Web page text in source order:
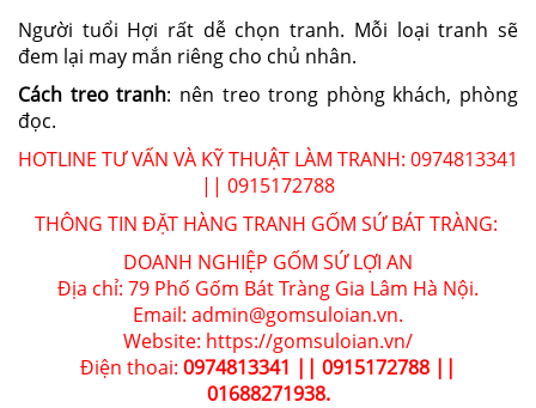
Người tuổi Hợi rất dễ chọn tranh. Mỗi loại tranh sẽ
đem lại may mắn riêng cho chủ nhân.
Cách treo tranh: nên treo trong phòng khách, phòng
đọc.
HOTLINE TƯ VẤN VÀ KỸ THUẬT LÀM TRANH: 0974813341
|| 0915172788
THÔNG TIN ĐẶT HÀNG TRANH GỐM SỨ BÁT TRÀNG:
DOANH NGHIỆP GỐM SỨ LỢI AN
Địa chỉ: 79 Phố Gốm Bát Tràng Gia Lâm Hà Nội.
Email: admin@gomsuloian.vn.
Website: https://gomsuloian.vn/
Điện thoai: 0974813341 || 0915172788 ||
01688271938.